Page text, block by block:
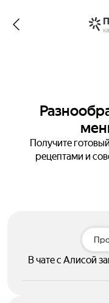
Получите
рецептами и
В чате с Алисой